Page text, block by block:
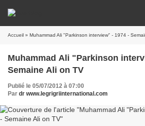
Accueil » Muhammad Ali "Parkinson interview" - 1974 -
Muhammad Ali "Parkinson
Semaine Ali on TV
Publié le 05/07/2012 à 07:00
Par dr www.legrigriinternational.com